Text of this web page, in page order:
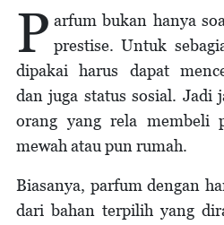
P arfum bukan hanya
prestise. Untuk
dipakai harus dapat
dan juga status sosial. Jadi
orang yang rela membeli
mewah atau pun rumah.
Biasanya, parfum dengan
dari bahan terpilih yang